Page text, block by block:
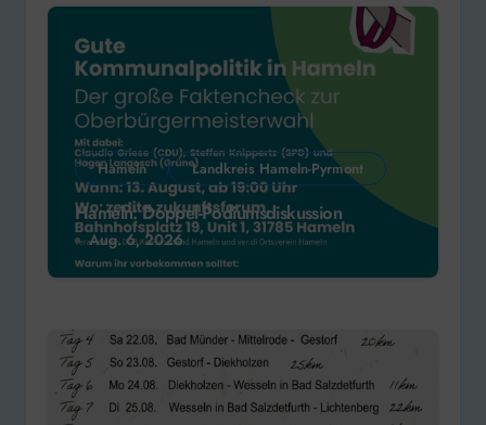
Hameln Landkreis Hameln-Pyrmont
Hameln: Doppel-Podiumsdiskussion
Aug. 6, 2026